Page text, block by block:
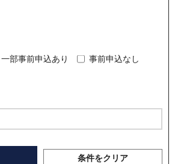
一部事前申込あり 事前申込なし
条件をクリア